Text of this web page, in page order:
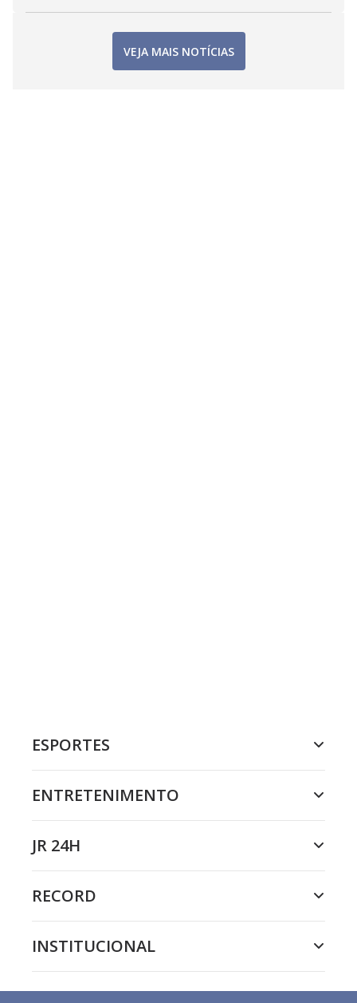
VEJA MAIS NOTÍCIAS
ESPORTES
ENTRETENIMENTO
JR 24H
RECORD
INSTITUCIONAL